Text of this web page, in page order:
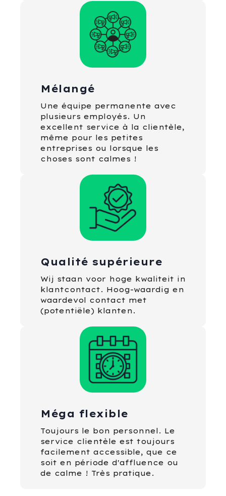
Mélangé
Une équipe permanente avec
plusieurs employés. Un
excellent service à la clientèle,
même pour les petites
entreprises ou lorsque les
choses sont calmes !
Qualité supérieure
Wij staan voor hoge kwaliteit in
klantcontact. Hoog-waardig en
waardevol contact met
(potentiële) klanten.
Méga flexible
Toujours le bon personnel. Le
service clientèle est toujours
facilement accessible, que ce
soit en période d'affluence ou
de calme ! Très pratique.